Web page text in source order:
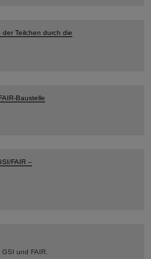
der Teilchen durch die
Baustelle
FAIR –
GSI und FAIR.